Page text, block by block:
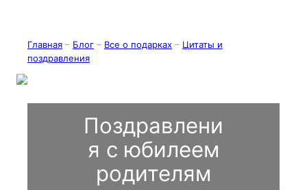
Главная – Блог – Все о подарках – Цитаты и
поздравления
Поздравлени
я с юбилеем
родителям